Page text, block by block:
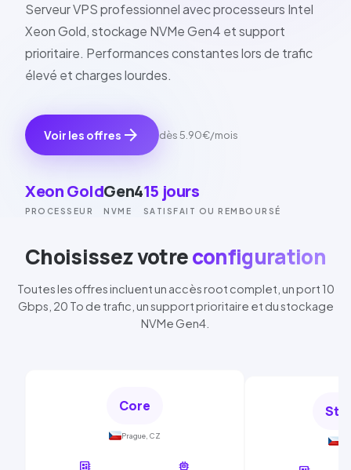
Serveur VPS professionnel avec processeurs Intel
Xeon Gold, stockage NVMeGen4 et support
prioritaire. Performances constantes lors de trafic
élevé et charges lourdes.
Voir les offres arrow_forward dès5.90€/mois
Xeon Gold
PROCESSEUR
Gen4
NVME
15 jours
SATISFAIT OU REMBOURSÉ
Choisissez votreconfiguration
Toutes les offres incluent un accès root complet, un port10
Gbps , 20 To de trafic, un support prioritaire et du stockage
NVMeGen4
Core
Prague, CZ
developer_board memory